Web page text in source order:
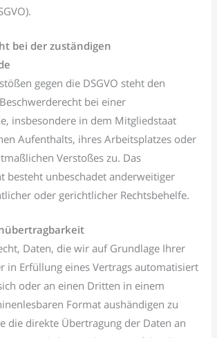
bei der zuständigen
gegen die DSGVO steht den
bei einer
insbesondere in dem Mitgliedstaat
Aufenthalts, ihres Arbeitsplatzes oder
Verstoßes zu. Das
besteht unbeschadet anderweitiger
oder gerichtlicher Rechtsbehelfe.
Daten, die wir auf Grundlage Ihrer
in Erfüllung eines Vertrags automatisiert
oder an einen Dritten in einem
Format aushändigen zu
die direkte Übertragung der Daten an